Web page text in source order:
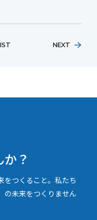
NEXT
？
をつくること。私たち
の未来をつくりません